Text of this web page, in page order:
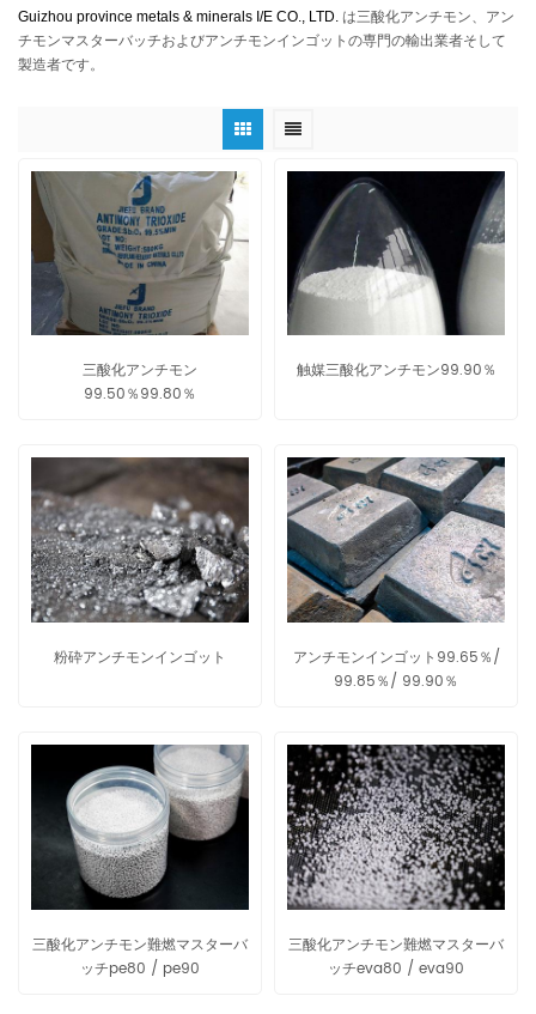
Guizhou province metals & minerals I/E CO., LTD. は三酸化アンチモン、アン
チモンマスターバッチおよびアンチモンインゴットの専門の輸出業者そして
製造者です。
三酸化アンチモン
99.50％99.80％
触媒三酸化アンチモン99.90％
粉砕アンチモンインゴット
アンチモンインゴット99.65％/
99.85％/ 99.90％
三酸化アンチモン難燃マスターバ
ッチpe80 / pe90
三酸化アンチモン難燃マスターバ
ッチeva80 / eva90